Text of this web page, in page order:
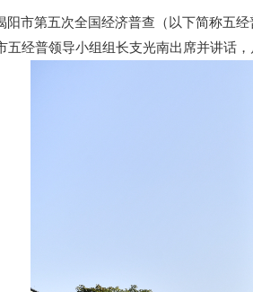
市第五次全国经济普查（以下简称五经
五经普领导小组组长支光南出席并讲话